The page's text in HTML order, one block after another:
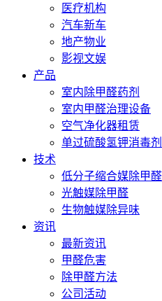
医疗机构
汽车新车
地产物业
影视文娱
产品
室内除甲醛药剂
室内甲醛治理设备
空气净化器租赁
单过硫酸氢钾消毒剂
技术
低分子缩合媒除甲醛
光触媒除甲醛
生物触媒除异味
资讯
最新资讯
甲醛危害
除甲醛方法
公司活动